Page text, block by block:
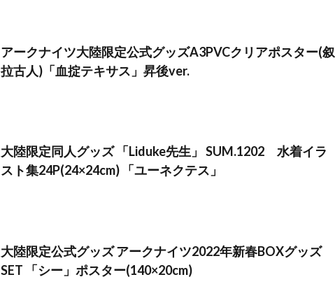
アークナイツ大陸限定公式グッズA3PVCクリアポスター(叙
拉古人)「血掟テキサス」昇後ver.
大陸限定同人グッズ 「Liduke先生」 SUM.1202 水着イラ
スト集24P(24×24cm) 「ユーネクテス」
大陸限定公式グッズ アークナイツ2022年新春BOXグッズ
SET 「シー」ポスター(140×20cm)